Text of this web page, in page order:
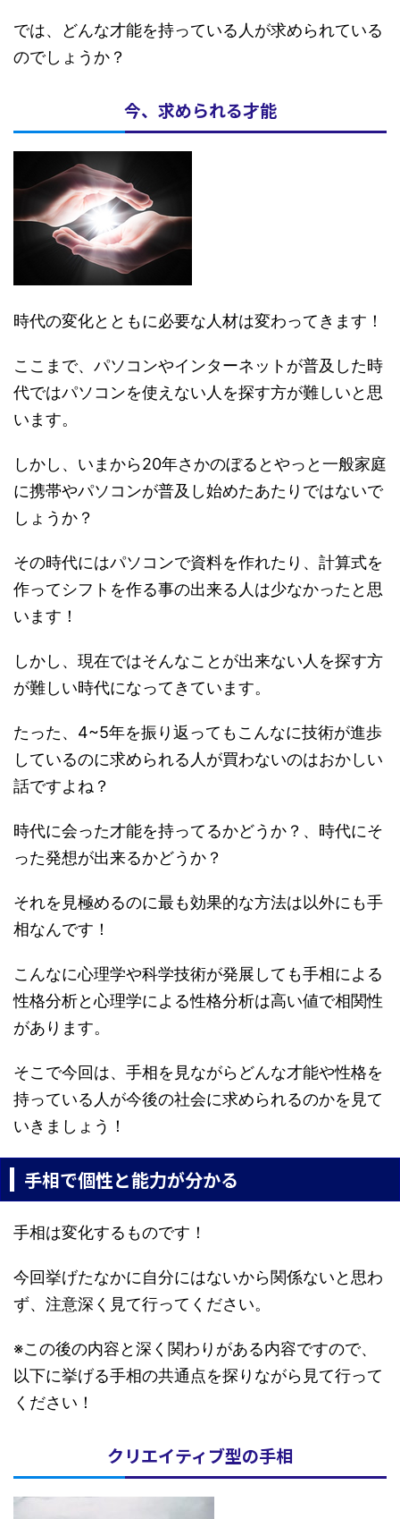
では、どんな才能を持っている人が求められている
のでしょうか？
今、求められる才能
時代の変化とともに必要な人材は変わってきます！
ここまで、パソコンやインターネットが普及した時
代ではパソコンを使えない人を探す方が難しいと思
います。
しかし、いまから20年さかのぼるとやっと一般家庭
に携帯やパソコンが普及し始めたあたりではないで
しょうか？
その時代にはパソコンで資料を作れたり、計算式を
作ってシフトを作る事の出来る人は少なかったと思
います！
しかし、現在ではそんなことが出来ない人を探す方
が難しい時代になってきています。
たった、4~5年を振り返ってもこんなに技術が進歩
しているのに求められる人が買わないのはおかしい
話ですよね？
時代に会った才能を持ってるかどうか？、時代にそ
った発想が出来るかどうか？
それを見極めるのに最も効果的な方法は以外にも手
相なんです！
こんなに心理学や科学技術が発展しても手相による
性格分析と心理学による性格分析は高い値で相関性
があります。
そこで今回は、手相を見ながらどんな才能や性格を
持っている人が今後の社会に求められるのかを見て
いきましょう！
手相で個性と能力が分かる
手相は変化するものです！
今回挙げたなかに自分にはないから関係ないと思わ
ず、注意深く見て行ってください。
※この後の内容と深く関わりがある内容ですので、
以下に挙げる手相の共通点を探りながら見て行って
ください！
クリエイティブ型の手相